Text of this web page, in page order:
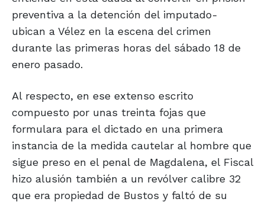
preventiva a la detención del imputado-
ubican a Vélez en la escena del crimen
durante las primeras horas del sábado 18 de
enero pasado.
Al respecto, en ese extenso escrito
compuesto por unas treinta fojas que
formulara para el dictado en una primera
instancia de la medida cautelar al hombre que
sigue preso en el penal de Magdalena, el Fiscal
hizo alusión también a un revólver calibre 32
que era propiedad de Bustos y faltó de su